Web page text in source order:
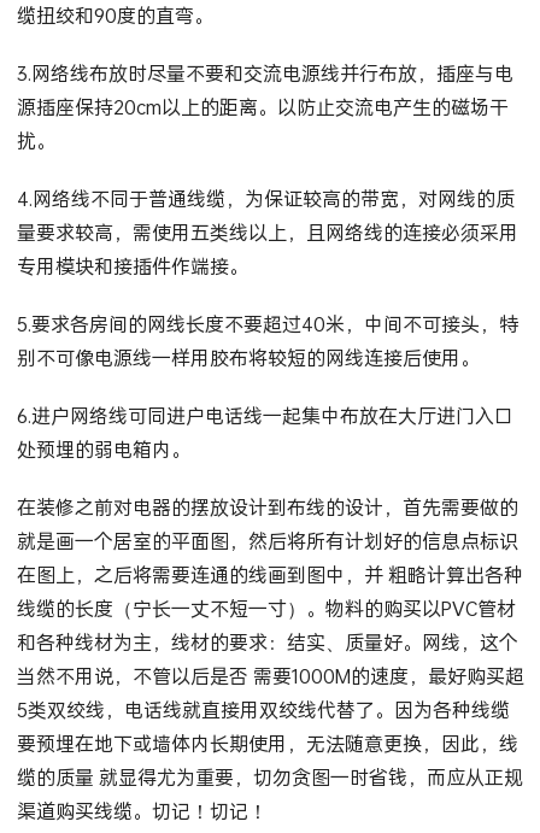
缆扭绞和90度的直弯。
3.网络线布放时尽量不要和交流电源线并行布放，插座与电
源插座保持20cm以上的距离。以防止交流电产生的磁场干
扰。
4.网络线不同于普通线缆，为保证较高的带宽，对网线的质
量要求较高，需使用五类线以上，且网络线的连接必须采用
专用模块和接插件作端接。
5.要求各房间的网线长度不要超过40米，中间不可接头，特
别不可像电源线一样用胶布将较短的网线连接后使用。
6.进户网络线可同进户电话线一起集中布放在大厅进门入口
处预埋的弱电箱内。
在装修之前对电器的摆放设计到布线的设计，首先需要做的
就是画一个居室的平面图，然后将所有计划好的信息点标识
在图上，之后将需要连通的线画到图中，并 粗略计算出各种
线缆的长度（宁长一丈不短一寸）。物料的购买以PVC管材
和各种线材为主，线材的要求：结实、质量好。网线，这个
当然不用说，不管以后是否 需要1000M的速度，最好购买超
5类双绞线，电话线就直接用双绞线代替了。因为各种线缆
要预埋在地下或墙体内长期使用，无法随意更换，因此，线
缆的质量 就显得尤为重要，切勿贪图一时省钱，而应从正规
渠道购买线缆。切记！切记！